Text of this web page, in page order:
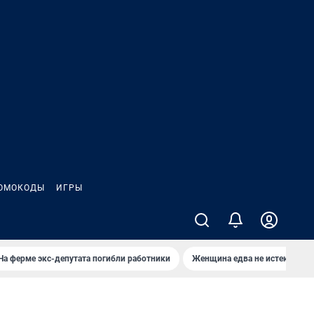
ИГРЫ
ферме экс-депутата погибли работники Женщина едва не истекла